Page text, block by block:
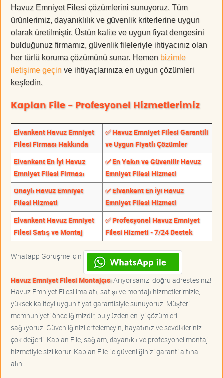
Havuz Emniyet Filesi çözümlerini sunuyoruz. Tüm
ürünlerimiz, dayanıklılık ve güvenlik kriterlerine uygun
olarak üretilmiştir. Üstün kalite ve uygun fiyat dengesini
bulduğunuz firmamız, güvenlik fileleriyle ihtiyacınız olan
her türlü koruma çözümünü sunar. Hemen bizimle
iletişime geçin ve ihtiyaçlarınıza en uygun çözümleri
keşfedin.
Kaplan File - Profesyonel Hizmetlerimiz
Elvankent Havuz Emniyet
Filesi Firması Hakkında
✅ Havuz Emniyet Filesi Garantili
ve Uygun Fiyatlı Çözümler
Elvankent En İyi Havuz
Emniyet Filesi Firması
✅ En Yakın ve Güvenilir Havuz
Emniyet Filesi Hizmeti
Onaylı Havuz Emniyet
Filesi Hizmeti
✅ Elvankent En İyi Havuz
Emniyet Filesi Hizmeti
Elvankent Havuz Emniyet
Filesi Satış ve Montaj
✅ Profesyonel Havuz Emniyet
Filesi Hizmeti - 7/24 Destek
Whatapp Görüşme için
Havuz Emniyet Filesi MontajçısıArıyorsanız, doğru adrestesiniz!
Havuz Emniyet Filesi imalatı, satışı ve montajı hizmetlerimizle,
yüksek kaliteyi uygun fiyat garantisiyle sunuyoruz. Müşteri
memnuniyeti önceliğimizdir, bu yüzden en iyi çözümleri
sağlıyoruz. Güvenliğinizi ertelemeyin, hayatınız ve sevdikleriniz
çok değerli. Kaplan File, sağlam, dayanıklı ve profesyonel montaj
hizmetiyle sizi korur. Kaplan File ile güvenliğinizi garanti altına
alın!